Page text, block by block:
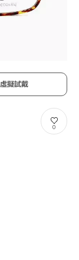
虛擬試戴
0